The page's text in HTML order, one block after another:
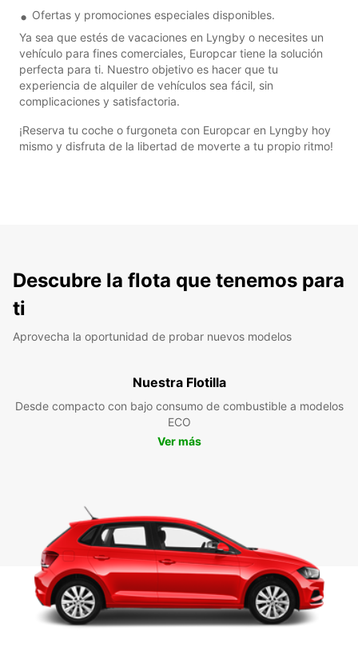
Ofertas y promociones especiales disponibles.
Ya sea que estés de vacaciones en Lyngby o necesites un
vehículo para fines comerciales, Europcar tiene la solución
perfecta para ti. Nuestro objetivo es hacer que tu
experiencia de alquiler de vehículos sea fácil, sin
complicaciones y satisfactoria.
¡Reserva tu coche o furgoneta con Europcar en Lyngby hoy
mismo y disfruta de la libertad de moverte a tu propio ritmo!
Descubre la flota que tenemos para
ti
Aprovecha la oportunidad de probar nuevos modelos
Nuestra Flotilla
Desde compacto con bajo consumo de combustible a modelos
ECO
Ver más